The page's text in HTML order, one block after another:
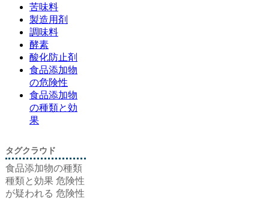
苦味料
製造用剤
調味料
酵素
酸化防止剤
食品添加物
の危険性
食品添加物
の種類と効
果
タグクラウド
食品添加物の種類
種類と効果 危険性
が疑われる 危険性